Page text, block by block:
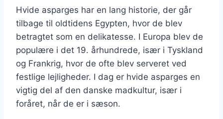
Hvide asparges har en lang historie, der går
tilbage til oldtidens Egypten, hvor de blev
betragtet som en delikatesse. I Europa blev de
populære i det 19. århundrede, især i Tyskland
og Frankrig, hvor de ofte blev serveret ved
festlige lejligheder. I dag er hvide asparges en
vigtig del af den danske madkultur, især i
foråret, når de er i sæson.